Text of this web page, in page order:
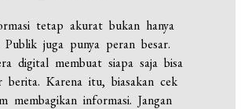
tetap akurat bukan hanya
Publik juga punya peran besar.
digital membuat siapa saja bisa
berita. Karena itu, biasakan cek
membagikan informasi. Jangan